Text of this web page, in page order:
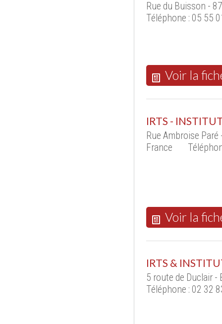
Rue du Buisson -
Téléphone : 05 55
Voir la
IRTS -
Rue Ambroise Paré
France
Voir la
IRTS &
5 route de Duclair -
Téléphone : 02 32